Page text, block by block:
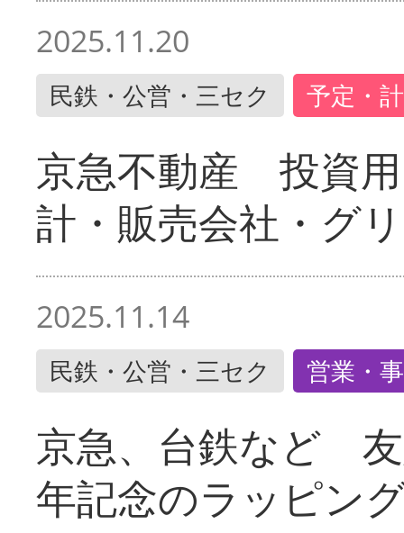
2025.11.20
民鉄・公営・三セク 予定・
京急不動産 投資
計・販売会社・グ
2025.11.14
民鉄・公営・三セク 営業・
京急、台鉄など
年記念のラッピン